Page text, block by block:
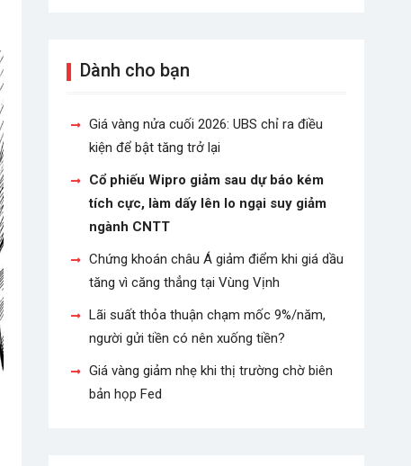
Dành cho bạn
Giá vàng nửa cuối 2026: UBS chỉ ra điều
kiện để bật tăng trở lại
Cổ phiếu Wipro giảm sau dự báo kém
tích cực, làm dấy lên lo ngại suy giảm
ngành CNTT
Chứng khoán châu Á giảm điểm khi giá dầu
tăng vì căng thẳng tại Vùng Vịnh
Lãi suất thỏa thuận chạm mốc 9%/năm,
người gửi tiền có nên xuống tiền?
Giá vàng giảm nhẹ khi thị trường chờ biên
bản họp Fed